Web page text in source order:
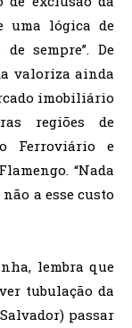
uma lógica de
sempre”. De
valoriza ainda
imobiliário
regiões de
Ferroviário e
“Nada
a esse custo
lembra que
tubulação da
passar